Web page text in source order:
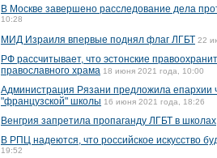
В Москве завершено расследование дела
10:28
МИД Израиля впервые поднял флаг ЛГБТ 22
РФ рассчитывает, что эстонские
православного храма 18 июня 2021 года, 10:00
Администрация Рязани предложила епархии
"французской" школы 16 июня 2021 года, 18:26
Венгрия запретила пропаганду ЛГБТ в школах
В РПЦ надеются, что российское искусство
19:52